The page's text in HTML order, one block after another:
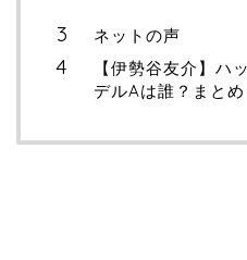
ネットの声
【伊勢谷友介】ハ
デルAは誰？まとめ